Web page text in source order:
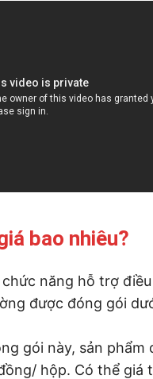
bao nhiêu?
năng hỗ trợ
được đóng gói
gói này, sản phẩm
hộp. Có thể giá